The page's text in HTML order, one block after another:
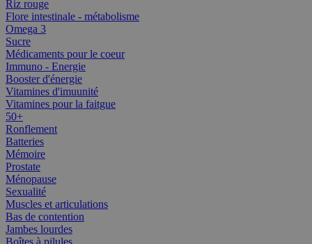
Riz rouge
Flore intestinale - métabolisme
Omega 3
Sucre
Médicaments pour le coeur
Immuno - Energie
Booster d'énergie
Vitamines d'imuunité
Vitamines pour la faitgue
50+
Ronflement
Batteries
Mémoire
Prostate
Ménopause
Sexualité
Muscles et articulations
Bas de contention
Jambes lourdes